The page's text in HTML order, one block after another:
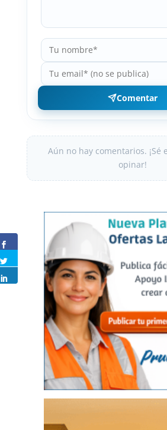
Comentar
Aún no hay comentarios. ¡Sé
opinar!